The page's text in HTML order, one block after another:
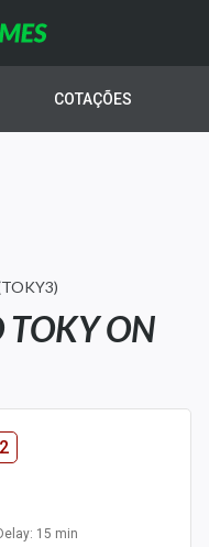
COTAÇÕES
TOKY ON
15 min